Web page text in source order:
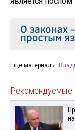
Ещё материалы:
Рекомендуемые